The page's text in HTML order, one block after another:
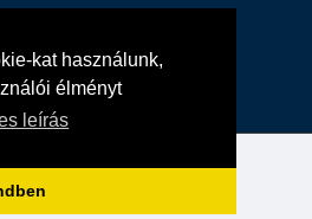
kat használunk,
élményt
leírás
hiteles vásárlási kalauz
Kft.